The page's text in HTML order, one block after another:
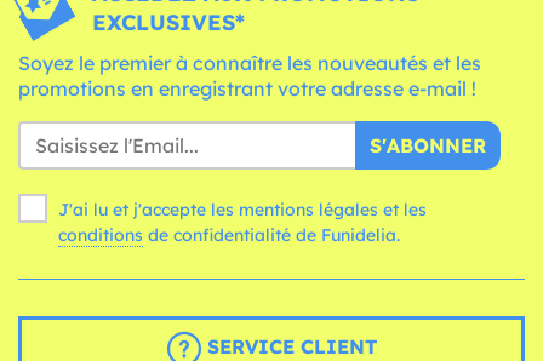
EXCLUSIVES*
Soyez le premier à connaître les nouveautés et les
promotions en enregistrant votre adresse e-mail !
S'ABONNER
J'ai lu et j'accepte les mentions légales et les
conditions de confidentialité de Funidelia.
SERVICE CLIENT